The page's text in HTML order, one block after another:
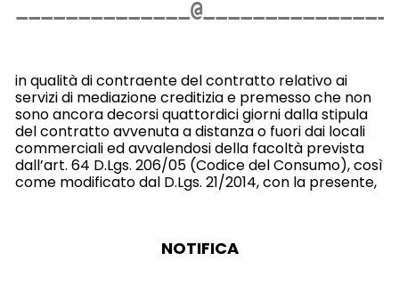
in qualità di contraente del contratto relativo ai
servizi di mediazione creditizia e premesso che non
sono ancora decorsi quattordici giorni dalla stipula
del contratto avvenuta a distanza o fuori dai locali
commerciali ed avvalendosi della facoltà prevista
dall’art. 64 D.Lgs. 206/05 (Codice del Consumo), così
come modificato dal D.Lgs. 21/2014, con la presente,
NOTIFICA